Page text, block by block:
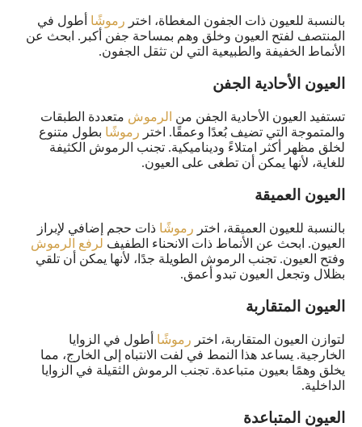
بالنسبة للعيون ذات الجفون المغطاة، اختر رموشًا أطول في
المنتصف لفتح العيون وخلق وهم بمساحة جفن أكبر. ابحث عن
الأنماط الخفيفة والطبيعية التي لن تثقل الجفون.
العيون الأحادية الجفن
تستفيد العيون الأحادية الجفن من الرموش متعددة الطبقات
والمتموجة التي تضيف بُعدًا وعمقًا. اختر رموشًا بطول متنوع
لخلق مظهر أكثر امتلاءً وديناميكية. تجنب الرموش الكثيفة
للغاية، لأنها يمكن أن تطغى على العيون.
العيون العميقة
بالنسبة للعيون العميقة، اختر رموشًا ذات حجم إضافي لإبراز
العيون. ابحث عن الأنماط ذات الانحناء الطفيف لرفع الرموش
وفتح العيون. تجنب الرموش الطويلة جدًا، لأنها يمكن أن تلقي
بظلال وتجعل العيون تبدو أعمق.
العيون المتقاربة
لتوازن العيون المتقاربة، اختر رموشًا أطول في الزوايا
الخارجية. يساعد هذا النمط في لفت الانتباه إلى الخارج، مما
يخلق وهمًا بعيون متباعدة. تجنب الرموش الثقيلة في الزوايا
الداخلية.
العيون المتباعدة